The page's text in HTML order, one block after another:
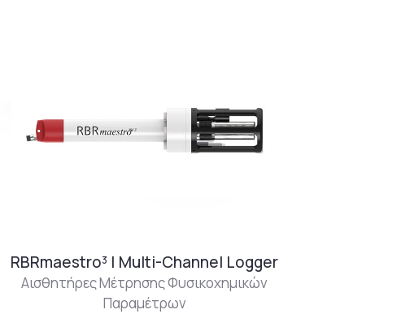
RBRmaestro³ | Multi-Channel Logger
Αισθητήρες Μέτρησης Φυσικοχημικών
Παραμέτρων